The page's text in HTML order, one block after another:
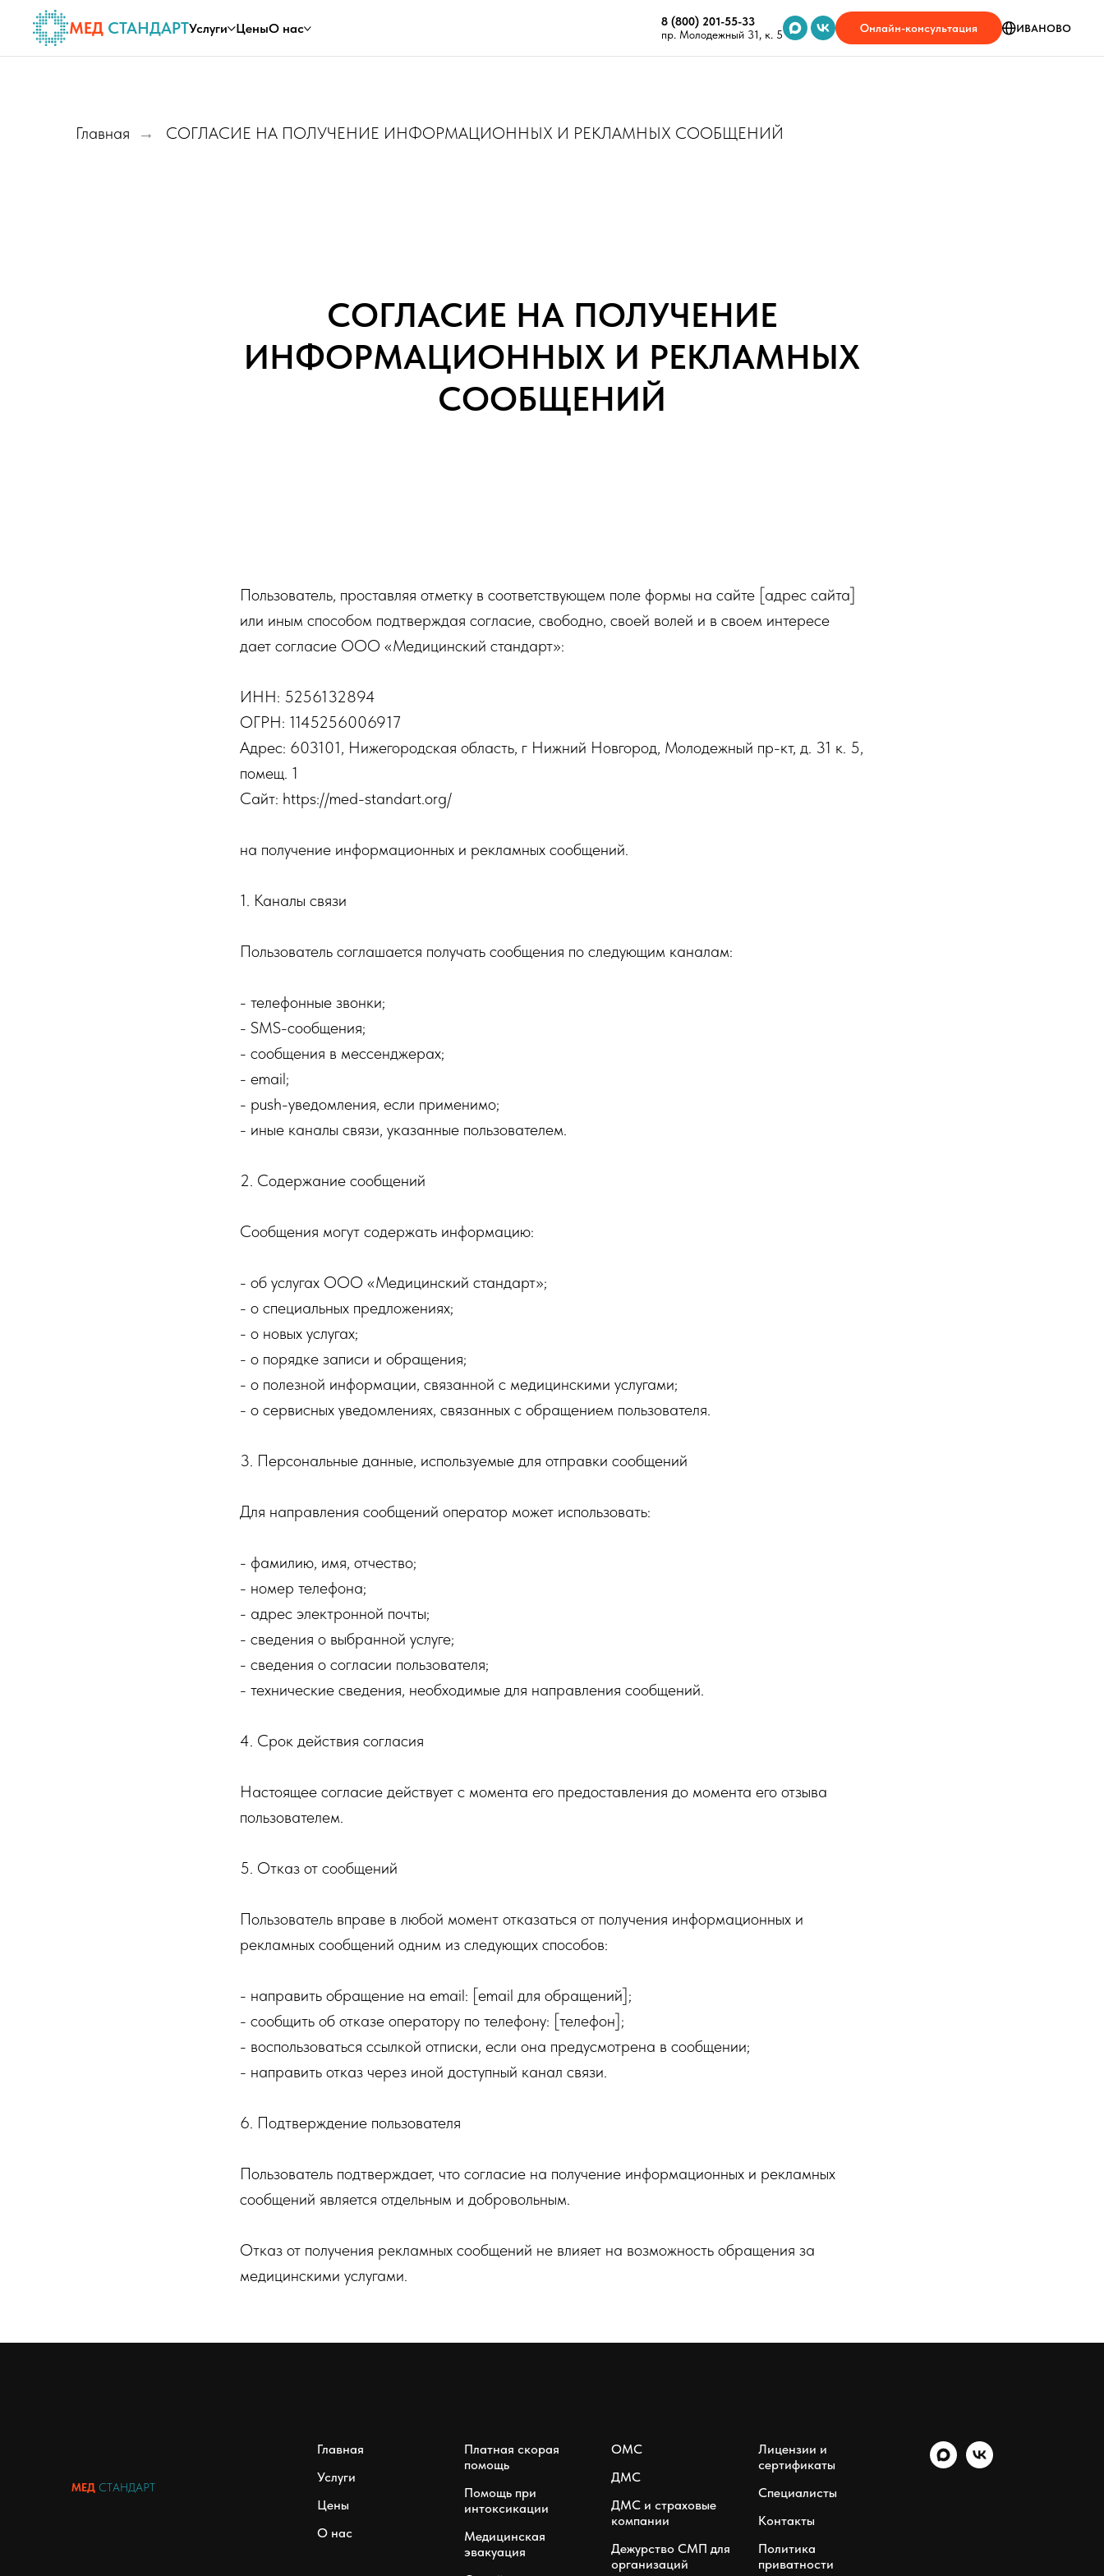
МЕД СТАНДАРТУслуги ЦеныО нас
8 (800) 201-55-33
пр. Молодежный 31, к. 5
Онлайн-консультация ИВАНОВО
Главная → СОГЛАСИЕ НА ПОЛУЧЕНИЕ ИНФОРМАЦИОННЫХ И РЕКЛАМНЫХ СООБЩЕНИЙ
СОГЛАСИЕ НА ПОЛУЧЕНИЕ
ИНФОРМАЦИОННЫХ И РЕКЛАМНЫХ
СООБЩЕНИЙ
Пользователь, проставляя отметку в соответствующем поле формы на сайте [адрес сайта]
или иным способом подтверждая согласие, свободно, своей волей и в своем интересе
дает согласие ООО «Медицинский стандарт»:
ИНН: 5256132894
ОГРН: 1145256006917
Адрес: 603101, Нижегородская область, г Нижний Новгород, Молодежный пр-кт, д. 31 к. 5,
помещ. 1
Сайт: https://med-standart.org/
на получение информационных и рекламных сообщений.
1. Каналы связи
Пользователь соглашается получать сообщения по следующим каналам:
- телефонные звонки;
- SMS-сообщения;
- сообщения в мессенджерах;
- email;
- push-уведомления, если применимо;
- иные каналы связи, указанные пользователем.
2. Содержание сообщений
Сообщения могут содержать информацию:
- об услугах ООО «Медицинский стандарт»;
- о специальных предложениях;
- о новых услугах;
- о порядке записи и обращения;
- о полезной информации, связанной с медицинскими услугами;
- о сервисных уведомлениях, связанных с обращением пользователя.
3. Персональные данные, используемые для отправки сообщений
Для направления сообщений оператор может использовать:
- фамилию, имя, отчество;
- номер телефона;
- адрес электронной почты;
- сведения о выбранной услуге;
- сведения о согласии пользователя;
- технические сведения, необходимые для направления сообщений.
4. Срок действия согласия
Настоящее согласие действует с момента его предоставления до момента его отзыва
пользователем.
5. Отказ от сообщений
Пользователь вправе в любой момент отказаться от получения информационных и
рекламных сообщений одним из следующих способов:
- направить обращение на email: [email для обращений];
- сообщить об отказе оператору по телефону: [телефон];
- воспользоваться ссылкой отписки, если она предусмотрена в сообщении;
- направить отказ через иной доступный канал связи.
6. Подтверждение пользователя
Пользователь подтверждает, что согласие на получение информационных и рекламных
сообщений является отдельным и добровольным.
Отказ от получения рекламных сообщений не влияет на возможность обращения за
медицинскими услугами.
МЕД СТАНДАРТ
Главная
Услуги
Цены
О нас
Платная скорая
помощь
Помощь при
интоксикации
Медицинская
эвакуация
ОМС
ДМС
ДМС и страховые
компании
Дежурство СМП для
организаций
Лицензии и
сертификаты
Специалисты
Контакты
Политика
приватности